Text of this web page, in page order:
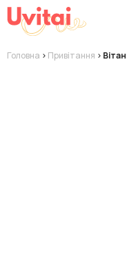
Головна > Привітання >